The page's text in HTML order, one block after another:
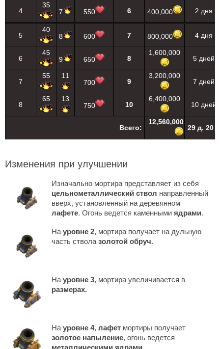
4
35
7
550 6 400,000 2 дня
5
40
8
600 7 800,000 4 дня
6
45
9
650 8
1,600,000
5 дней
7
55
11
700
9
3,200,000
7 дней
8
65
13
750
10
6,400,000
10 дней
Всего:
12,560,000
29 д. 20
Изменения при улучшении
Изначально мортира представляет из себя
цельнометаллический ствол направленный
вверх, установленный на деревянном
лафете. Огонь ведется каменными ядрами.
На уровне 2, мортира получает на дульную
часть ствола золотой обруч.
На уровне 3, мортира увеличивается в
размерах.
На уровне 4, лафет мортиры получает
золотое напыление, огонь ведется
металлическими ядрами.